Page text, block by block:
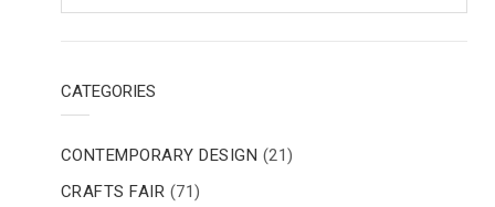
CATEGORIES
CONTEMPORARY DESIGN (21)
CRAFTS FAIR (71)